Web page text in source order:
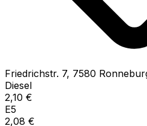
Friedrichstr. 7, 7580
Diesel
2,10 €
E5
2,08 €